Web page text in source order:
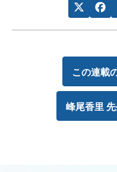
この連載
峰尾香里